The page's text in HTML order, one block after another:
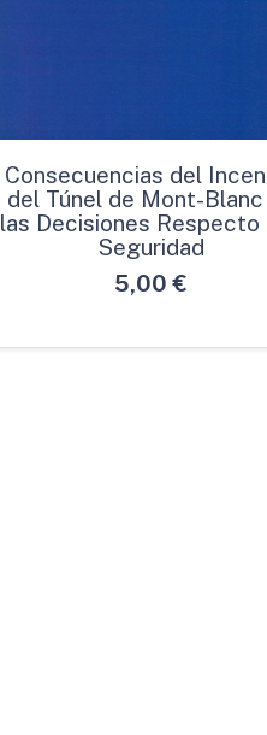
Consecuencias del
del Túnel de Mont-Blanc
las Decisiones Respecto
Seguridad
5,00 €